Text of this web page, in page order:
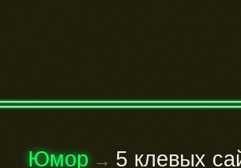
Юмор → 5 клевых